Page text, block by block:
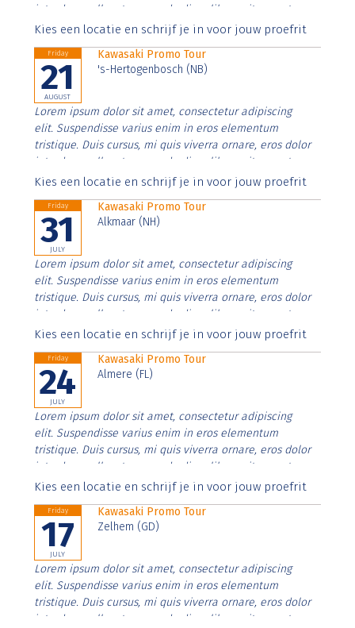
interdum nulla, ut commodo diam libero vitae erat.
Aenean faucibus nibh et justo cursus id rutrum lorem
Kies een locatie en schrijf je in voor jouw proefrit
Friday
21
AUGUST
Kawasaki Promo Tour
's-Hertogenbosch (NB)
Lorem ipsum dolor sit amet, consectetur adipiscing
elit. Suspendisse varius enim in eros elementum
tristique. Duis cursus, mi quis viverra ornare, eros dolor
interdum nulla, ut commodo diam libero vitae erat.
Aenean faucibus nibh et justo cursus id rutrum lorem
Kies een locatie en schrijf je in voor jouw proefrit
Friday
31
JULY
Kawasaki Promo Tour
Alkmaar (NH)
Lorem ipsum dolor sit amet, consectetur adipiscing
elit. Suspendisse varius enim in eros elementum
tristique. Duis cursus, mi quis viverra ornare, eros dolor
interdum nulla, ut commodo diam libero vitae erat.
Aenean faucibus nibh et justo cursus id rutrum lorem
Kies een locatie en schrijf je in voor jouw proefrit
Friday
24
JULY
Kawasaki Promo Tour
Almere (FL)
Lorem ipsum dolor sit amet, consectetur adipiscing
elit. Suspendisse varius enim in eros elementum
tristique. Duis cursus, mi quis viverra ornare, eros dolor
interdum nulla, ut commodo diam libero vitae erat.
Aenean faucibus nibh et justo cursus id rutrum lorem
Kies een locatie en schrijf je in voor jouw proefrit
Friday
17
JULY
Kawasaki Promo Tour
Zelhem (GD)
Lorem ipsum dolor sit amet, consectetur adipiscing
elit. Suspendisse varius enim in eros elementum
tristique. Duis cursus, mi quis viverra ornare, eros dolor
interdum nulla, ut commodo diam libero vitae erat.